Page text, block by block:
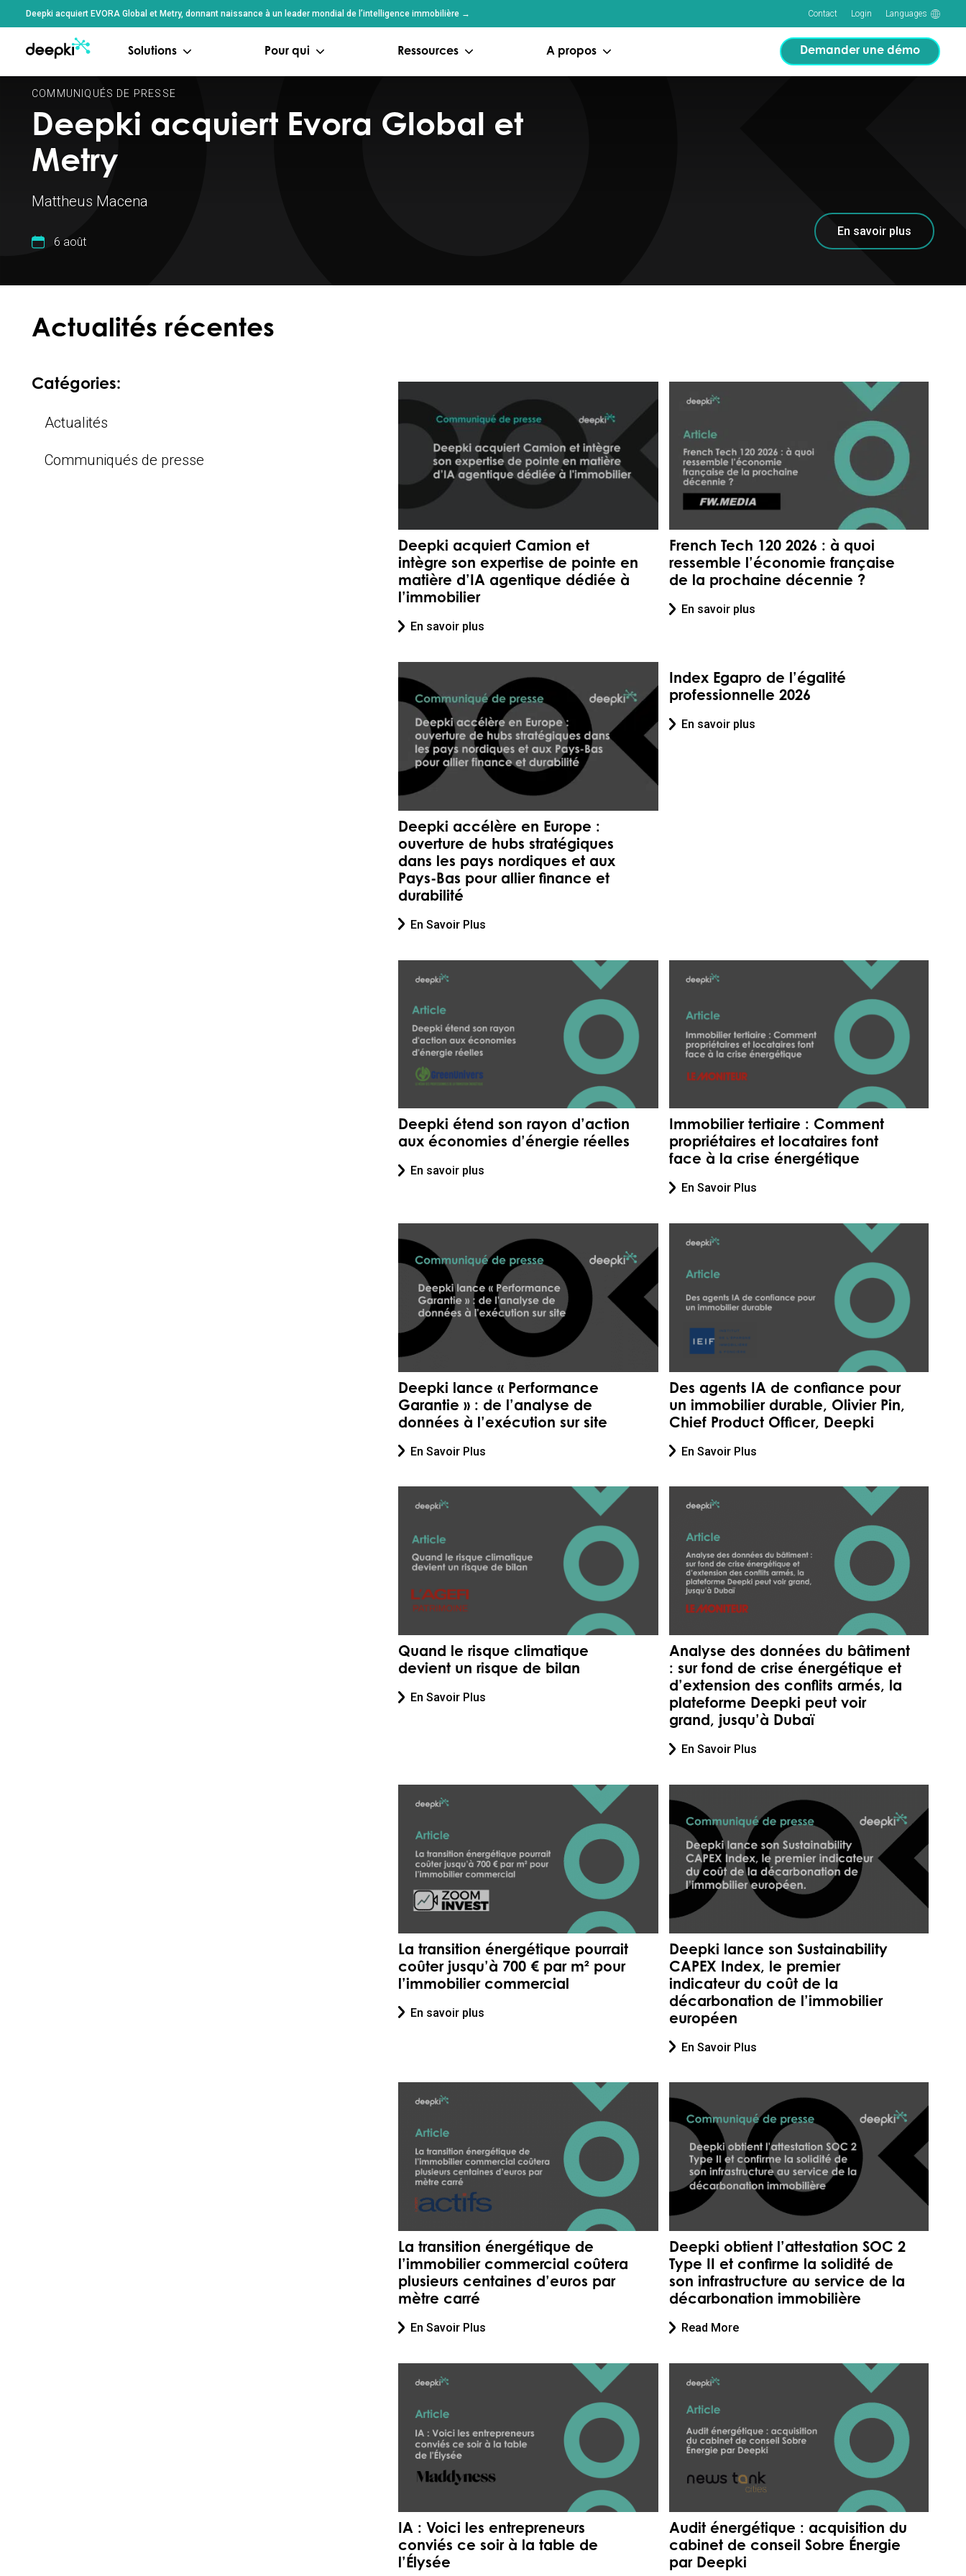
Deepki acquiert EVORA Global et Metry, donnant naissance à un leader mondial de l’intelligence immobilière → Contact Login Languages
Solutions Pour qui Ressources A propos Demander une démo
COMMUNIQUÉS DE PRESSE
Deepki acquiert Evora Global et
Metry
Mattheus Macena
6 août
En savoir plus
Actualités récentes
Deepki acquiert Camion et
intègre son expertise de pointe en
matière d’IA agentique dédiée à
l’immobilier
En savoir plus
French Tech 120 2026 : à quoi
ressemble l’économie française
de la prochaine décennie ?
En savoir plus
Deepki accélère en Europe :
ouverture de hubs stratégiques
dans les pays nordiques et aux
Pays-Bas pour allier finance et
durabilité
En Savoir Plus
Index Egapro de l’égalité
professionnelle 2026
En savoir plus
Deepki étend son rayon d’action
aux économies d’énergie réelles
En savoir plus
Immobilier tertiaire : Comment
propriétaires et locataires font
face à la crise énergétique
En Savoir Plus
Deepki lance « Performance
Garantie » : de l’analyse de
données à l’exécution sur site
En Savoir Plus
Des agents IA de confiance pour
un immobilier durable, Olivier Pin,
Chief Product Officer, Deepki
En Savoir Plus
Quand le risque climatique
devient un risque de bilan
En Savoir Plus
Analyse des données du bâtiment
: sur fond de crise énergétique et
d’extension des conflits armés, la
plateforme Deepki peut voir
grand, jusqu’à Dubaï
En Savoir Plus
La transition énergétique pourrait
coûter jusqu’à 700 € par m² pour
l’immobilier commercial
En savoir plus
Deepki lance son Sustainability
CAPEX Index, le premier
indicateur du coût de la
décarbonation de l’immobilier
européen
En Savoir Plus
La transition énergétique de
l’immobilier commercial coûtera
plusieurs centaines d’euros par
mètre carré
En Savoir Plus
Deepki obtient l’attestation SOC 2
Type II et confirme la solidité de
son infrastructure au service de la
décarbonation immobilière
Read More
IA : Voici les entrepreneurs
conviés ce soir à la table de
l’Élysée
Audit énergétique : acquisition du
cabinet de conseil Sobre Énergie
par Deepki
Catégories:
Actualités
Communiqués de presse
Panneau de gestion des cookies